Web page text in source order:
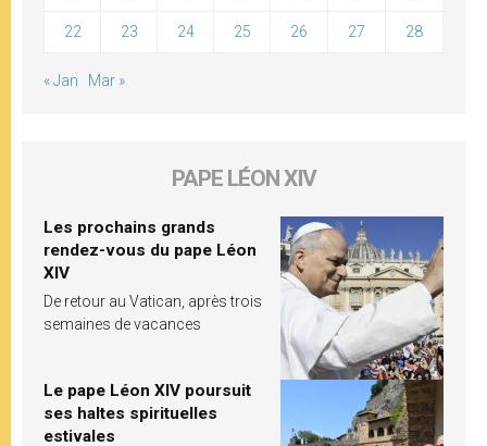
22 23 24 25 26 27 28
« Jan Mar »
PAPE LÉON XIV
Les prochains grands
rendez-vous du pape Léon
XIV
De retour au Vatican, après trois
semaines de vacances
Le pape Léon XIV poursuit
ses haltes spirituelles
estivales